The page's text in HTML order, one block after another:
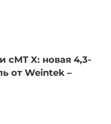
X: новая 4,3-
от Weintek –